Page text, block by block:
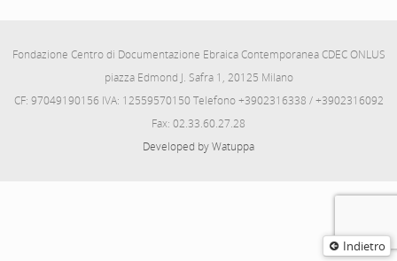
Indietro
Fondazione Centro di Documentazione Ebraica Contemporanea CDEC ONLUS
piazza Edmond J. Safra 1, 20125 Milano
CF: 97049190156 IVA: 12559570150 Telefono +3902316338 / +3902316092
Fax: 02.33.60.27.28
Developed by Watuppa